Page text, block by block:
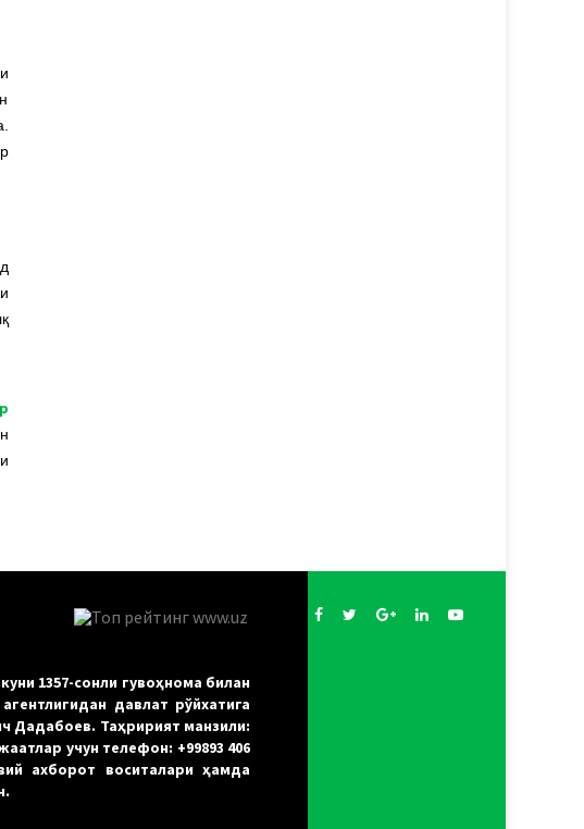
1357-сонли гувоҳнома билан
давлат рўйхатига
Дадабоев. Таҳририят манзили:
учун телефон: +99893 406
ахборот воситалари ҳамда